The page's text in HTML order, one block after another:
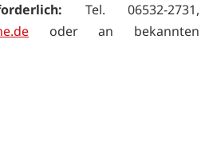
Tel. 06532-2731,
oder an bekannten